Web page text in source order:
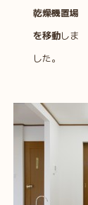
乾燥機置場
を移動しま
した。